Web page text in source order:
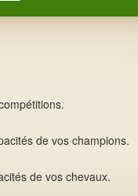
de vos champions.
de vos chevaux.